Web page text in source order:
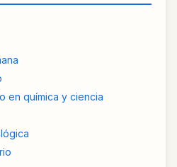
en química y ciencia